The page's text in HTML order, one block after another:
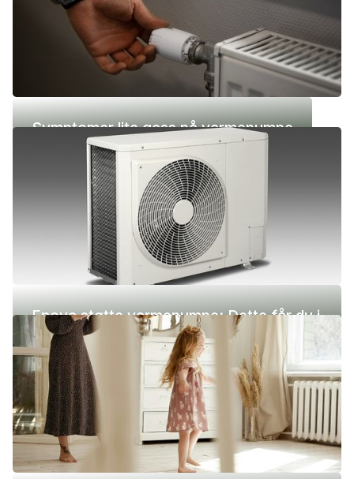
Symptomer lite gass på varmepumpe
Enova støtte varmepumpe: Dette får du i
2026